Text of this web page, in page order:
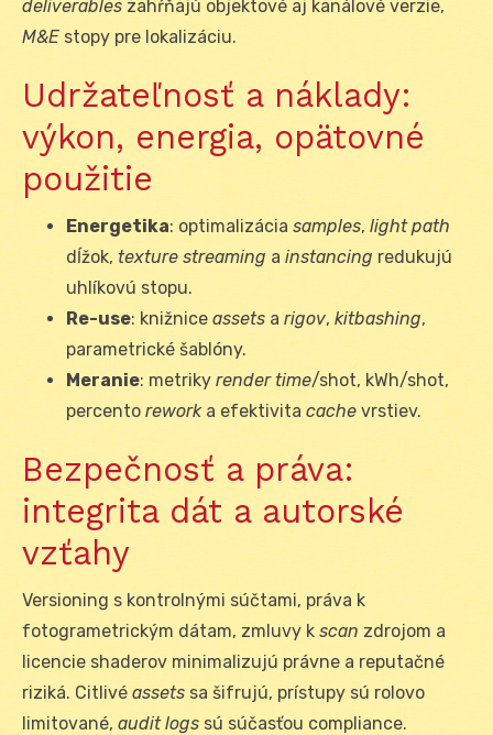
deliverables zahŕňajú objektové aj kanálové verzie,
M&E stopy pre lokalizáciu.
Udržateľnosť a náklady:
výkon, energia, opätovné
použitie
Energetika: optimalizácia samples, light path
dĺžok, texture streaming a instancing redukujú
uhlíkovú stopu.
Re-use: knižnice assets a rigov, kitbashing,
parametrické šablóny.
Meranie: metriky render time/shot, kWh/shot,
percento reworka efektivita cache vrstiev.
Bezpečnosť a práva:
integrita dát a autorské
vzťahy
Versioning s kontrolnými súčtami, práva k
fotogrametrickým dátam, zmluvy k scan zdrojom a
licencie shaderov minimalizujú právne a reputačné
riziká. Citlivé assets sa šifrujú, prístupy sú rolovo
limitované, audit logs sú súčasťou compliance.